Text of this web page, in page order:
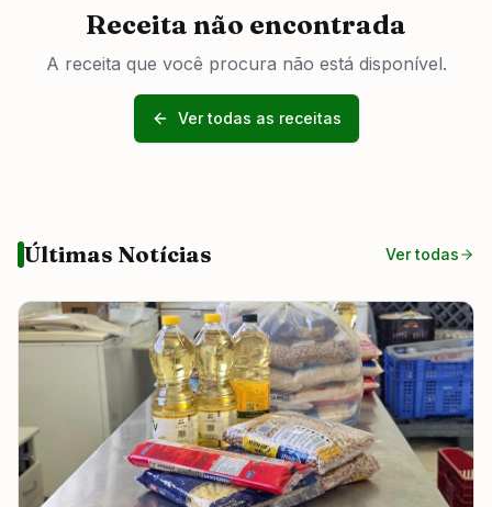
Receita não encontrada
A receita que você procura não está disponível.
Ver todas as receitas
Últimas Notícias Ver todas